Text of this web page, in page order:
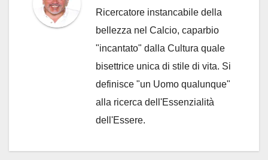
Ricercatore instancabile della
bellezza nel Calcio, caparbio
"incantato" dalla Cultura quale
bisettrice unica di stile di vita. Si
definisce "un Uomo qualunque"
alla ricerca dell'Essenzialità
dell'Essere.